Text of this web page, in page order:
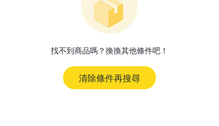
找不到商品嗎？換換其他條件吧！
清除條件再搜尋